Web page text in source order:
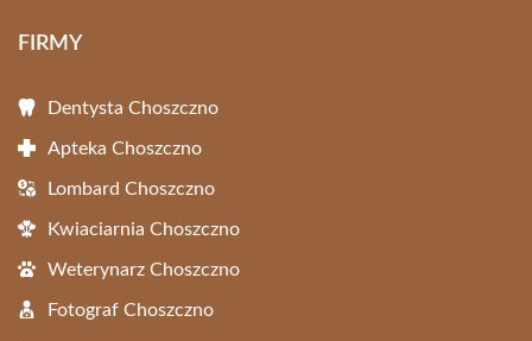
FIRMY
Dentysta Choszczno
Apteka Choszczno
Lombard Choszczno
Kwiaciarnia Choszczno
Weterynarz Choszczno
Fotograf Choszczno